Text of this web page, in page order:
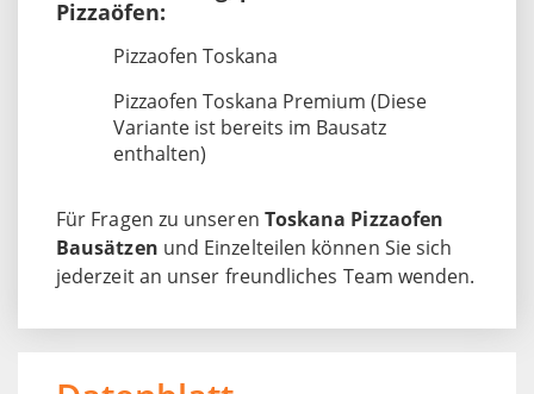
Pizzaöfen:
Pizzaofen Toskana
Pizzaofen Toskana Premium (Diese
Variante ist bereits im Bausatz
enthalten)
Für Fragen zu unseren Toskana Pizzaofen
Bausätzen und Einzelteilen können Sie sich
jederzeit an unser freundliches Team wenden.